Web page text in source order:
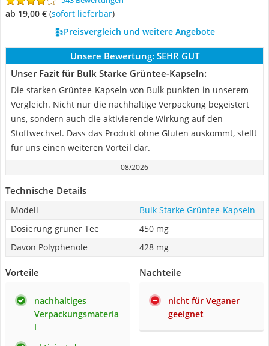
ab 19,00 € ( Sofort lieferbar)
Preisvergleich und weitere Angebote
Unsere Bewertung: SEHR GUT
Unser Fazit für Bulk Starke Grüntee-Kapseln:
Die starken Grüntee-Kapseln von Bulk punkten in unserem
Vergleich. Nicht nur die nachhaltige Verpackung begeistert
uns, sondern auch die aktivierende Wirkung auf den
Stoffwechsel. Dass das Produkt ohne Gluten auskommt, stellt
für uns einen weiteren Vorteil dar.
08/2026
Technische Details
Modell
Bulk Starke Grüntee-Kapseln
Dosierung grüner Tee
450 mg
Davon Polyphenole
428 mg
Vorteile
nachhaltiges
Verpackungsmateria
l
Nachteile
nicht für Veganer
geeignet